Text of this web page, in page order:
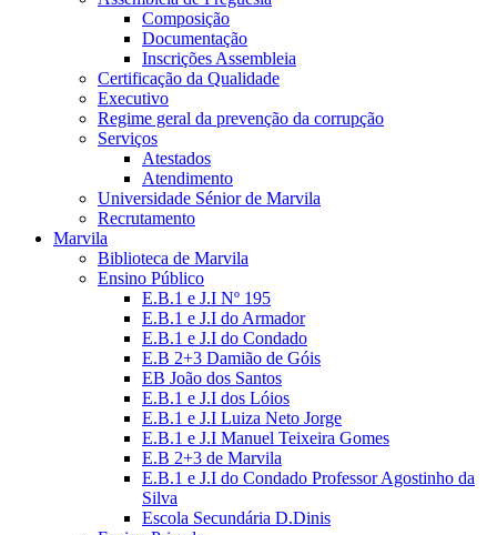
Composição
Documentação
Inscrições Assembleia
Certificação da Qualidade
Executivo
Regime geral da prevenção da corrupção
Serviços
Atestados
Atendimento
Universidade Sénior de Marvila
Recrutamento
Marvila
Biblioteca de Marvila
Ensino Público
E.B.1 e J.I Nº 195
E.B.1 e J.I do Armador
E.B.1 e J.I do Condado
E.B 2+3 Damião de Góis
EB João dos Santos
E.B.1 e J.I dos Lóios
E.B.1 e J.I Luiza Neto Jorge
E.B.1 e J.I Manuel Teixeira Gomes
E.B 2+3 de Marvila
E.B.1 e J.I do Condado Professor Agostinho da
Silva
Escola Secundária D.Dinis